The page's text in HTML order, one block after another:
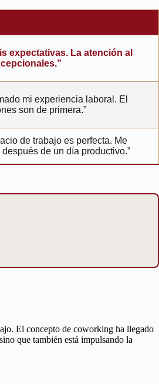
expectativas. La atención al
mi experiencia laboral. El
son de primera.”
de trabajo es perfecta. Me
de un día productivo.”
El concepto de coworking ha llegado
que también está impulsando la